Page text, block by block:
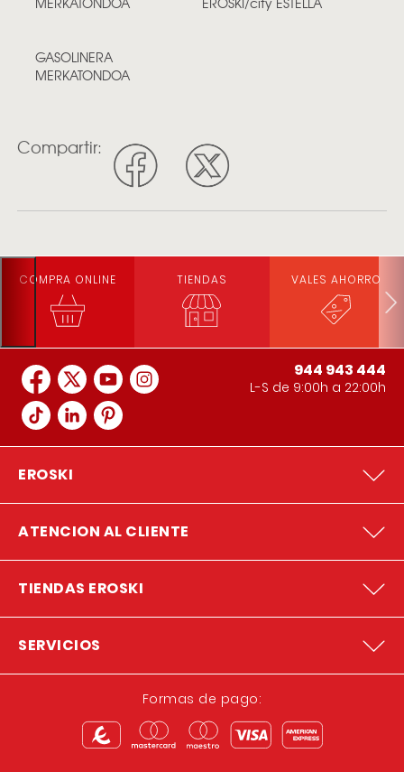
GASOLINERA
MERKATONDOA
Compartir:
COMPRA ONLINE TIENDAS VALES AHORRO
944 943 444
L-S de 9:00h a 22:00h
EROSKI
ATENCION AL CLIENTE
TIENDAS EROSKI
SERVICIOS
Formas de pago: